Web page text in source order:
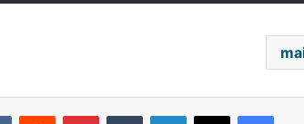
فيسبوك ‫X لينكدإن بينتيريست